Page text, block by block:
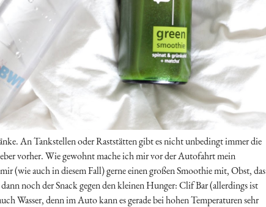
An Tankstellen oder Raststätten gibt es nicht unbedingt immer die
vorher. Wie gewohnt mache ich mir vor der Autofahrt mein
(wie auch in diesem Fall) gerne einen großen Smoothie mit, Obst, das
noch der Snack gegen den kleinen Hunger: Clif Bar (allerdings ist
Wasser, denn im Auto kann es gerade bei hohen Temperaturen sehr